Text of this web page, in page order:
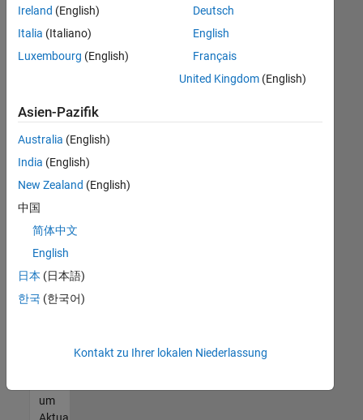
oder
alle
Stellenangebote
anzeigen .
noch
keine
offenen
Stellen
können,
die
Ihren
entsprechen,
werden
unseres
um
Ireland (English)
Italia (Italiano)
Luxembourg (English)
Deutsch
English
Français
United Kingdom(English)
Asien-Pazifik
Australia (English)
India (English)
New Zealand (English)
中国
简体中文
English
日本 (日本語)
한국 (한국어)
Kontakt zu Ihrer lokalen Niederlassung